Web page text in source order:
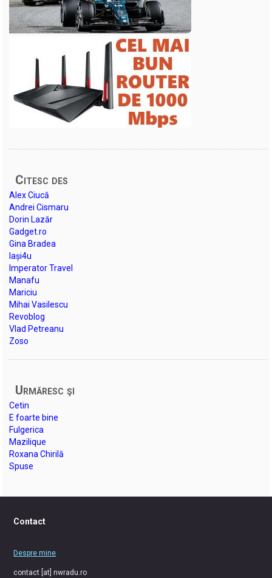
Citesc des
Alex Ciucă
Andrei Cismaru
Dorin Lazăr
Gadget.ro
Gina Bradea
Iași4u
Imperator Travel
Manafu
Mariciu
Mihai Vasilescu
Revoblog
Vlad Petreanu
Zoso
Urmăresc şi
Cetin
E foarte bine
Fulgerica
Mazilique
Roxana Chirilă
Spuse
Contact
Despre mine
contact [at] nwradu.ro